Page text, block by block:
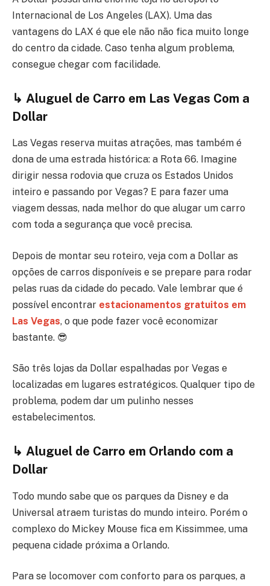
Internacional de Los Angeles (LAX). Uma das
vantagens do LAX é que ele não não fica muito longe
do centro da cidade. Caso tenha algum problema,
consegue chegar com facilidade.
↳ Aluguel de Carro em Las Vegas Com a
Dollar
Las Vegas reserva muitas atrações, mas também é
dona de uma estrada histórica: a Rota 66. Imagine
dirigir nessa rodovia que cruza os Estados Unidos
inteiro e passando por Vegas? E para fazer uma
viagem dessas, nada melhor do que alugar um carro
com toda a segurança que você precisa.
Depois de montar seu roteiro, veja com a Dollar as
opções de carros disponíveis e se prepare para rodar
pelas ruas da cidade do pecado. Vale lembrar que é
possível encontrar estacionamentos gratuitos em
Las Vegas, o que pode fazer você economizar
bastante. 😎
São três lojas da Dollar espalhadas por Vegas e
localizadas em lugares estratégicos. Qualquer tipo de
problema, podem dar um pulinho nesses
estabelecimentos.
↳ Aluguel de Carro em Orlando com a
Dollar
Todo mundo sabe que os parques da Disney e da
Universal atraem turistas do mundo inteiro. Porém o
complexo do Mickey Mouse fica em Kissimmee, uma
pequena cidade próxima a Orlando.
Para se locomover com conforto para os parques, a